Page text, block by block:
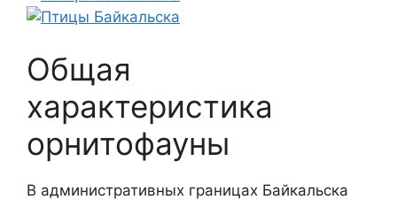
Общая
характеристика
орнитофауны
В административных границах Байкальска